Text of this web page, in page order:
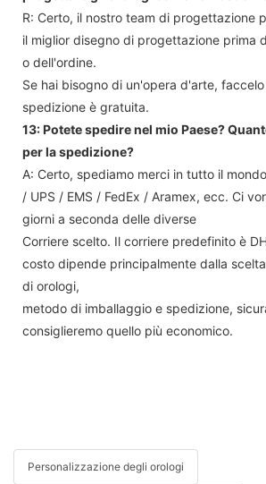
R: Certo, il nostro team di progettazione
il miglior disegno di progettazione prima
o dell'ordine.
Se hai bisogno di un'opera d'arte,
spedizione è gratuita.
13: Potete spedire nel mio Paese?
per la spedizione?
A: Certo, spediamo merci in tutto il
/ UPS / EMS / FedEx / Aramex, ecc. Ci
giorni a seconda delle diverse
Corriere scelto. Il corriere predefinito è
costo dipende principalmente dalla
di orologi,
metodo di imballaggio e spedizione,
consiglieremo quello più economico.
Personalizzazione degli orologi